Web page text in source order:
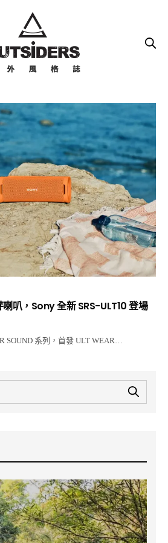
叭，Sony 全新 SRS-ULT10 登場
SOUND 系列，首發 ULT WEAR…